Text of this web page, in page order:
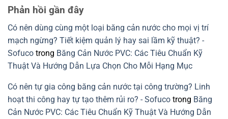
chi
cấu
tránh
nhựa
nguyên
Giải
xanh
xây
dựng
bền
luận
xử
rò
nước
mạch
ngừng
lắp
băng
cản
nước
PVC
Phản hồi gần đây
Có nên dùng cùng một loại băng cản nước cho mọi vị trí
mạch ngừng? Tiết kiệm quản lý hay sai lầm kỹ thuật? -
Sofuco trong Băng Cản Nước PVC: Các Tiêu Chuẩn Kỹ
Thuật Và Hướng Dẫn Lựa Chọn Cho Mỗi Hạng Mục
Có nên tự gia công băng cản nước tại công trường? Linh
hoạt thi công hay tự tạo thêm rủi ro? - Sofuco trong Băng
Cản Nước PVC: Các Tiêu Chuẩn Kỹ Thuật Và Hướng Dẫn